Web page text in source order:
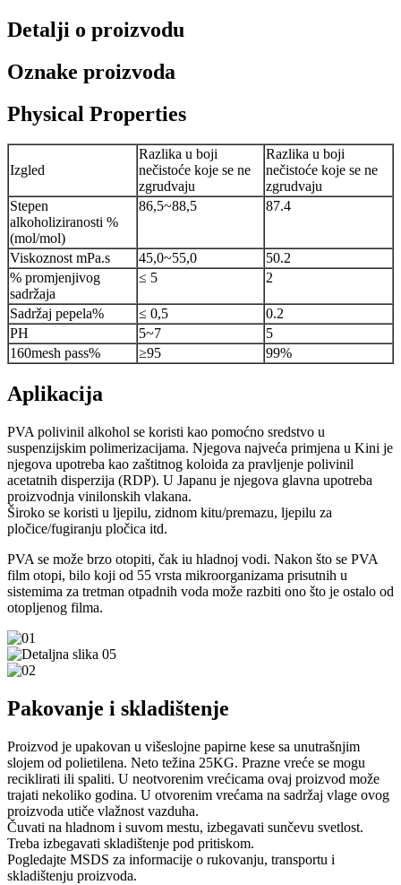
Detalji o proizvodu
Oznake proizvoda
Physical Properties
Izgled
Razlika u boji
nečistoće koje se ne
zgrudvaju
Razlika u boji
nečistoće koje se ne
zgrudvaju
Stepen
alkoholiziranosti %
(mol/mol)
86,5~88,5 87.4
Viskoznost mPa.s 45,0~55,0
50.2
% promjenjivog
sadržaja
≤ 5 2
Sadržaj pepela% ≤ 0,5
0.2
PH
5~7
5
160mesh pass%
≥95 99%
Aplikacija
PVA polivinil alkohol se koristi kao pomoćno sredstvo u
suspenzijskim polimerizacijama. Njegova najveća primjena u Kini je
njegova upotreba kao zaštitnog koloida za pravljenje polivinil
acetatnih disperzija (RDP). U Japanu je njegova glavna upotreba
proizvodnja vinilonskih vlakana.
Široko se koristi u ljepilu, zidnom kitu/premazu, ljepilu za
pločice/fugiranju pločica itd.
PVA se može brzo otopiti, čak iu hladnoj vodi. Nakon što se PVA
film otopi, bilo koji od 55 vrsta mikroorganizama prisutnih u
sistemima za tretman otpadnih voda može razbiti ono što je ostalo od
otopljenog filma.
Pakovanje i skladištenje
Proizvod je upakovan u višeslojne papirne kese sa unutrašnjim
slojem od polietilena. Neto težina 25KG. Prazne vreće se mogu
reciklirati ili spaliti. U neotvorenim vrećicama ovaj proizvod može
trajati nekoliko godina. U otvorenim vrećama na sadržaj vlage ovog
proizvoda utiče vlažnost vazduha.
Čuvati na hladnom i suvom mestu, izbegavati sunčevu svetlost.
Treba izbegavati skladištenje pod pritiskom.
Pogledajte MSDS za informacije o rukovanju, transportu i
skladištenju proizvoda.